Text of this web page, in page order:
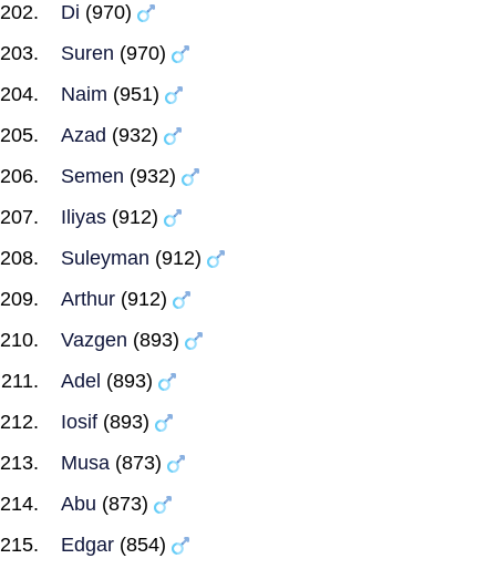
Di (970)
Suren (970)
Naim (951)
Azad (932)
Semen (932)
Iliyas (912)
Suleyman (912)
Arthur (912)
Vazgen (893)
Adel (893)
Iosif (893)
Musa (873)
Abu (873)
Edgar (854)